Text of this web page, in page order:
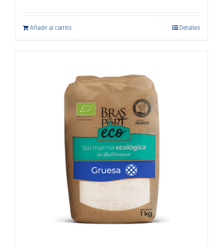
Añadir al carrito Detalles